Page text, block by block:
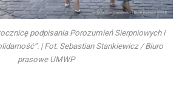
podpisania Porozumień Sierpniowych i
| Fot. Sebastian Stankiewicz / Biuro
prasowe UMWP